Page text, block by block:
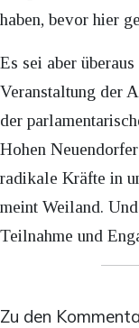
haben, bevor hier
Es sei aber
Veranstaltung der
der
Hohen
radikale Kräfte in
meint Weiland.
Teilnahme und
Zu den